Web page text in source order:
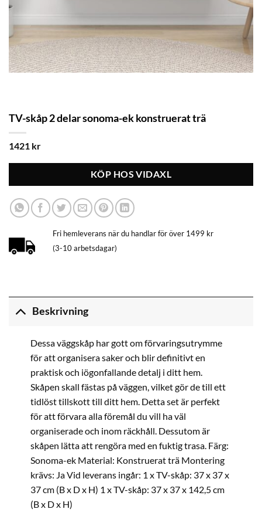
TV-skåp 2 delar sonoma-ek konstruerat trä
1421 kr
KÖP HOS VIDAXL
Fri hemleverans när du handlar för över 1499 kr
(3-10 arbetsdagar)
Beskrivning
Dessa väggskåp har gott om förvaringsutrymme
för att organisera saker och blir definitivt en
praktisk och iögonfallande detalj i ditt hem.
Skåpen skall fästas på väggen, vilket gör de till ett
tidlöst tillskott till ditt hem. Detta set är perfekt
för att förvara alla föremål du vill ha väl
organiserade och inom räckhåll. Dessutom är
skåpen lätta att rengöra med en fuktig trasa. Färg:
Sonoma-ek Material: Konstruerat trä Montering
krävs: Ja Vid leverans ingår: 1 x TV-skåp: 37 x 37 x
37 cm (B x D x H) 1 x TV-skåp: 37 x 37 x 142,5 cm
(B x D x H)